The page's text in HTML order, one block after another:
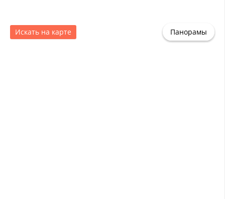
Искать на карте Панорамы